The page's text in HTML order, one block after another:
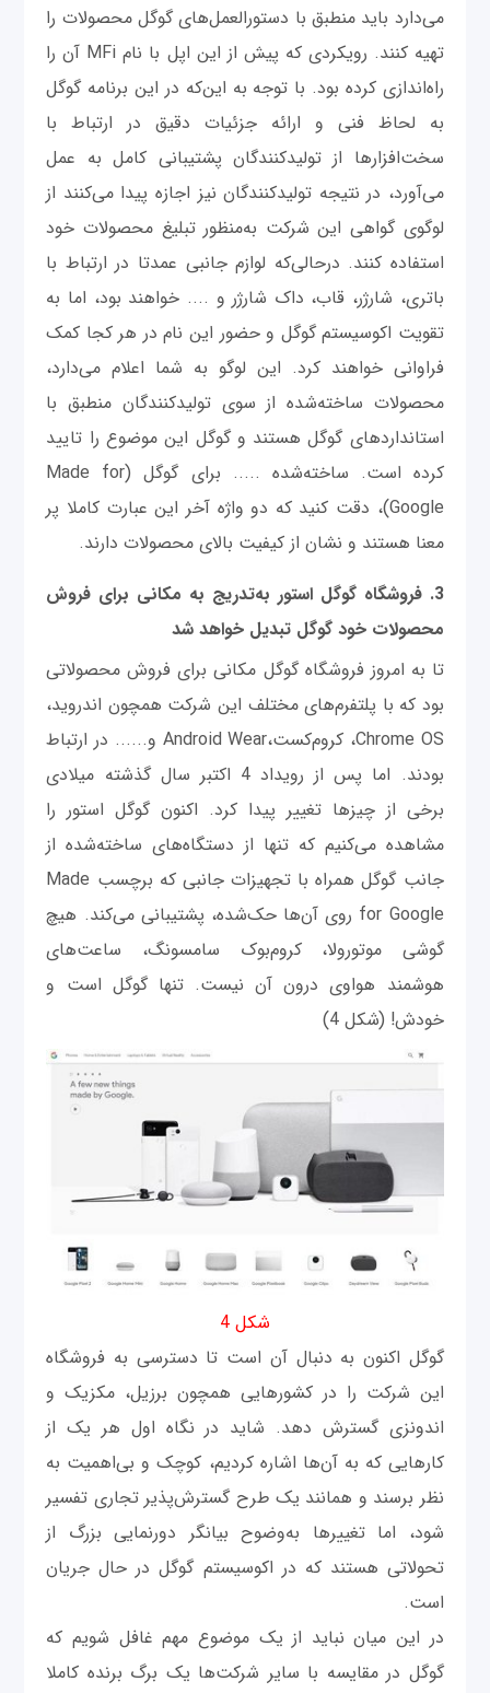
می‌دارد باید منطبق با دستورالعمل‌های گوگل محصولات را
تهیه کنند. رویکردی که پیش از این اپل با نام MFi آن را
راه‌اندازی کرده بود. با توجه به این‌که در این برنامه گوگل
به لحاظ فنی و ارائه جزئیات دقیق در ارتباط با
سخت‌افزارها از تولیدکنندگان پشتیبانی کامل به عمل
می‌آورد، در نتیجه تولیدکنندگان نیز اجازه پیدا می‌کنند از
لوگوی گواهی این شرکت به‌منظور تبلیغ محصولات خود
استفاده کنند. درحالی‌که لوازم جانبی عمدتا در ارتباط با
باتری، شارژر، قاب، داک شارژر و .... خواهند بود، اما به
تقویت اکوسیستم گوگل و حضور این نام در هر کجا کمک
فراوانی خواهند کرد. این لوگو به شما اعلام می‌دارد،
محصولات ساخته‌شده از سوی تولیدکنندگان منطبق با
استانداردهای گوگل هستند و گوگل این موضوع را تایید
کرده است. ساخته‌شده ..... برای گوگل (Made for
Google)، دقت کنید که دو واژه آخر این عبارت کاملا پر
معنا هستند و نشان از کیفیت بالای محصولات دارند.
3. فروشگاه گوگل استور به‌تدریج به مکانی برای فروش
محصولات خود گوگل تبدیل خواهد شد
تا به امروز فروشگاه گوگل مکانی برای فروش محصولاتی
بود که با پلتفرم‌های مختلف این شرکت همچون اندروید،
Chrome OS، کروم‌کست،Android Wear و...... در ارتباط
بودند. اما پس از رویداد 4 اکتبر سال گذشته میلادی
برخی از چیزها تغییر پیدا کرد. اکنون گوگل استور را
مشاهده می‌کنیم که تنها از دستگاه‌های ساخته‌شده از
جانب گوگل همراه با تجهیزات جانبی که برچسب Made
for Google روی آن‌ها حک‌شده، پشتیبانی می‌کند. هیچ
گوشی موتورولا، کروم‌بوک سامسونگ، ساعت‌های
هوشمند هواوی درون آن نیست. تنها گوگل است و
خودش! (شکل 4)
شکل 4
گوگل اکنون به دنبال آن است تا دسترسی به فروشگاه
این شرکت را در کشورهایی همچون برزیل، مکزیک و
اندونزی گسترش دهد. شاید در نگاه اول هر یک از
کارهایی که به آن‌ها اشاره کردیم، کوچک و بی‌اهمیت به
نظر برسند و همانند یک طرح گسترش‌پذیر تجاری تفسیر
شود، اما تغییرها به‌وضوح بیانگر دورنمایی بزرگ از
تحولاتی هستند که در اکوسیستم گوگل در حال جریان
است.
در این میان نباید از یک موضوع مهم غافل شویم که
گوگل در مقایسه با سایر شرکت‌ها یک برگ برنده کاملا